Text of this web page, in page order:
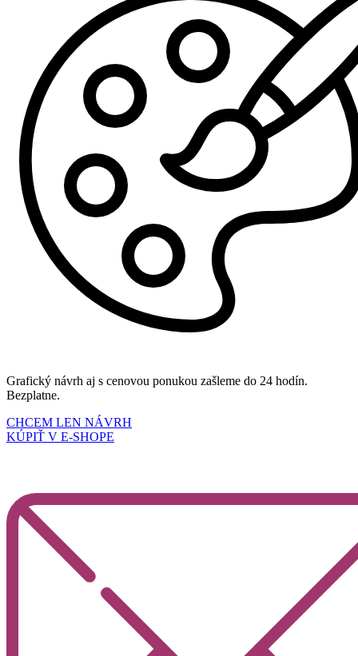
Grafický návrh aj s cenovou ponukou zašleme do 24 hodín.
Bezplatne.
CHCEM LEN NÁVRH
KÚPIŤ V E-SHOPE